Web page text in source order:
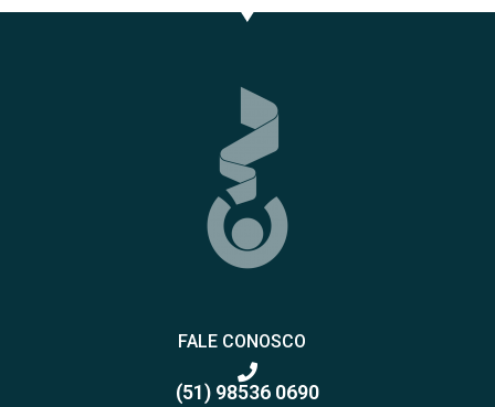
FALE CONOSCO
(51) 98536 0690